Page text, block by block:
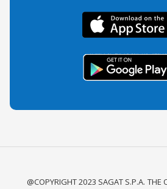
@COPYRIGHT 2023 SAGAT S.P.A. THE